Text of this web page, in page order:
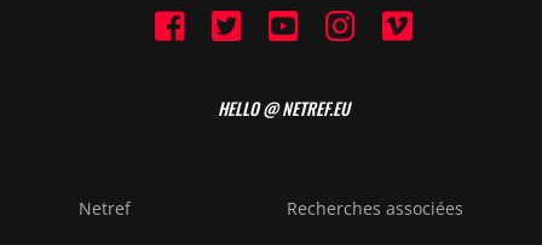
HELLO @ NETREF.EU
Netref Recherches associées